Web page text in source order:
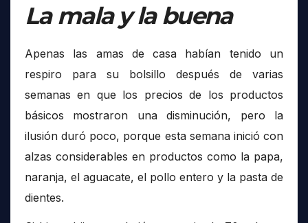
La mala y la buena
Apenas las amas de casa habían tenido un
respiro para su bolsillo después de varias
semanas en que los precios de los productos
básicos mostraron una disminución, pero la
ilusión duró poco, porque esta semana inició con
alzas considerables en productos como la papa,
naranja, el aguacate, el pollo entero y la pasta de
dientes.